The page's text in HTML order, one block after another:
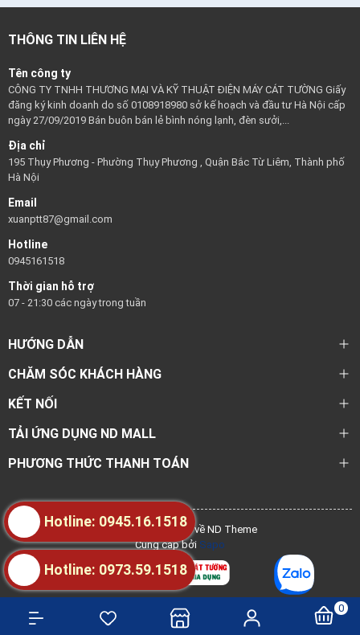
0
THÔNG TIN LIÊN HỆ
Tên công ty
CÔNG TY TNHH THƯƠNG MẠI VÀ KỸ THUẬT ĐIỆN MÁY CÁT TƯỜNG Giấy
đăng ký kinh doanh do số 0108918980 sở kế hoạch và đầu tư Hà Nội cấp
ngày 27/09/2019 Bán buôn bán lẻ bình nóng lạnh, đèn sưởi,...
Địa chỉ
195 Thụy Phương - Phường Thụy Phương , Quận Bắc Từ Liêm, Thành phố
Hà Nội
Email
xuanptt87@gmail.com
Hotline
0945161518
Thời gian hỗ trợ
07 - 21:30 các ngày trong tuần
HƯỚNG DẪN
CHĂM SÓC KHÁCH HÀNG
KẾT NỐI
TẢI ỨNG DỤNG ND MALL
PHƯƠNG THỨC THANH TOÁN
@ Bản quyền thuộc về ND Theme
Cung cấp bởi Sapo
Hotline: 0973.59.1518
Hotline: 0945.16.1518